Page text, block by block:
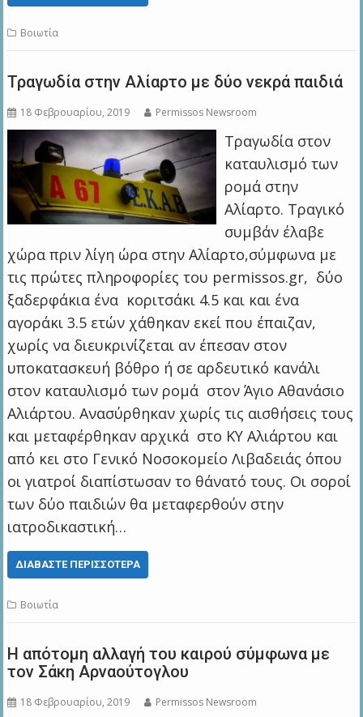
Βοιωτία
Τραγωδία στην Αλίαρτο με δύο νεκρά παιδιά
18 Φεβρουαρίου, 2019 Permissos Newsroom
Τραγωδία στον
καταυλισμό των
ρομά στην
Αλίαρτο. Τραγικό
συμβάν έλαβε
χώρα πριν λίγη ώρα στην Αλίαρτο,σύμφωνα με
τις πρώτες πληροφορίες του permissos.gr, δύο
ξαδερφάκια ένα κοριτσάκι 4.5 και και ένα
αγοράκι 3.5 ετών χάθηκαν εκεί που έπαιζαν,
χωρίς να διευκρινίζεται αν έπεσαν στον
υποκατασκευή βόθρο ή σε αρδευτικό κανάλι
στον καταυλισμό των ρομά στον Άγιο Αθανάσιο
Αλιάρτου. Ανασύρθηκαν χωρίς τις αισθήσεις τους
και μεταφέρθηκαν αρχικά στο ΚΥ Αλιάρτου και
από κει στο Γενικό Νοσοκομείο Λιβαδειάς όπου
οι γιατροί διαπίστωσαν το θάνατό τους. Οι σοροί
των δύο παιδιών θα μεταφερθούν στην
ιατροδικαστική…
ΔΙΑΒΆΣΤΕ ΠΕΡΙΣΣΌΤΕΡΑ
Βοιωτία
Η απότομη αλλαγή του καιρού σύμφωνα με
τον Σάκη Αρναούτογλου
18 Φεβρουαρίου, 2019 Permissos Newsroom